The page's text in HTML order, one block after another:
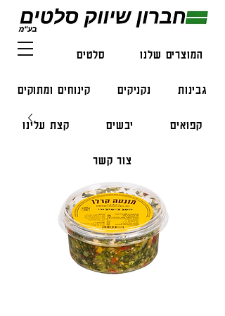
המוצרים שלנו סלטים דגים
גבינות נקניקים קינוחים ומתוקים
קפואים יבשים קצת עלינו
צור קשר